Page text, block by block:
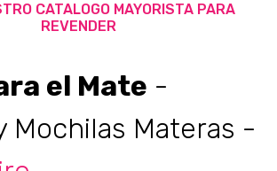
CATALOGO MAYORISTA PARA
REVENDER
el Mate -
Mochilas Materas -